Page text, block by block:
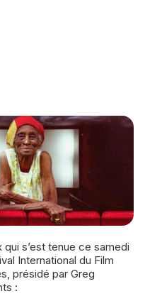
International du Film
présidé par Greg
: